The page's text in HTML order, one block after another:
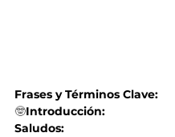
Frases y Términos Clave:
🤓Introducción:
Saludos: